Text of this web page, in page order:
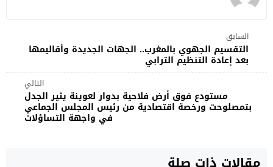
السابق
التقسيم الجهوي بالمغرب.. الجهات الجديدة وأقاليمها
بعد إعادة التنظيم الترابي
التالي
مستودع فوق أرض فلاحية بدوار لعوينة يثير الجدل
بتمصلوحت ورخصة اقتصادية من رئيس المجلس الجماعي
في واجهة التساؤلات